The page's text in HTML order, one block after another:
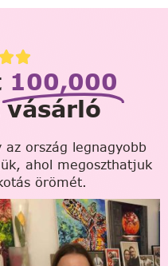
100,000
ország legnagyobb
ahol megoszthatjuk
örömét.